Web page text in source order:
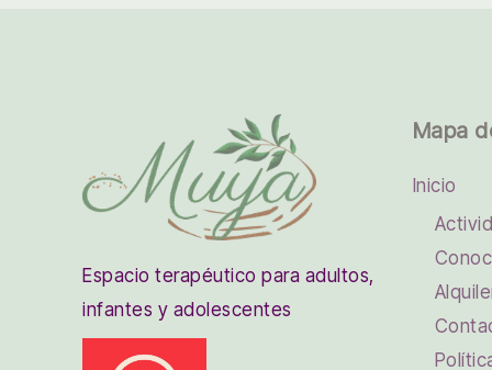
Espacio terapéutico para adultos,
infantes y adolescentes
Mapa
Inicio